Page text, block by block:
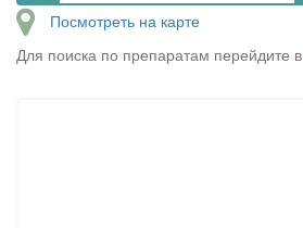
Посмотреть на карте
Для поиска по препаратам перейдите в